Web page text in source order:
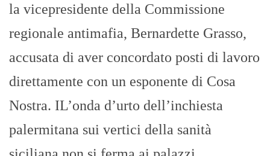
la vicepresidente della Commissione
regionale antimafia, Bernardette Grasso,
accusata di aver concordato posti di lavoro
direttamente con un esponente di Cosa
Nostra. IL’onda d’urto dell’inchiesta
palermitana sui vertici della sanità